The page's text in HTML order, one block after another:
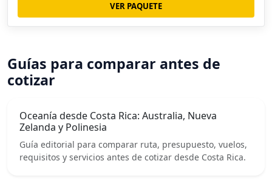
VER PAQUETE
Guías para comparar antes de
cotizar
Oceanía desde Costa Rica: Australia, Nueva
Zelanda y Polinesia
Guía editorial para comparar ruta, presupuesto, vuelos,
requisitos y servicios antes de cotizar desde Costa Rica.